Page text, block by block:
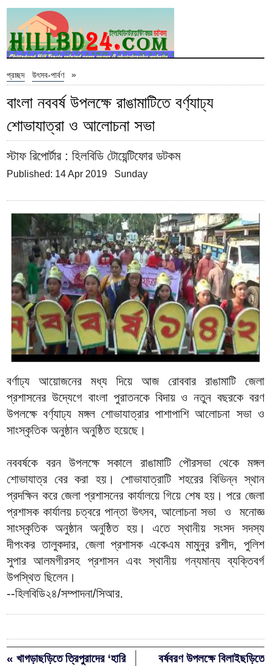
প্রচ্ছদ »
উৎসব-পার্বণ
বাংলা নববর্ষ উপলক্ষে রাঙামাটিতে বর্ণ্যাঢ্য
শোভাযাত্রা ও আলোচনা সভা
স্টাফ রিপোর্টার: হিলবিডি টোয়েন্টিফোর ডটকম
Published: 14 Apr 2019 Sunday
বর্ণাঢ্য আয়োজনের মধ্য দিয়ে আজ রোববার রাঙামাটি জেলা
প্রশাসনের উদ্যেগে বাংলা পুরাতনকে বিদায় ও নতুন বছরকে বরণ
উপলক্ষে বর্ণ্যাঢ্য মঙ্গল শোভাযাত্রার পাশাপাশি আলোচনা সভা ও
সাংস্কৃতিক অনুষ্ঠান অনুষ্ঠিত হয়েছে।
নববর্ষকে বরন উপলক্ষে সকালে রাঙামাটি পৌরসভা থেকে মঙ্গল
শোভাযাত্র বের করা হয়। শোভাযাত্রাটি শহরের বিভিন্ন স্থান
প্রদক্ষিন করে জেলা প্রশাসনের কার্যালয়ে গিয়ে শেষ হয়। পরে জেলা
প্রশাসক কার্যালয় চত্বরে পান্তা উৎসব, আলোচনা সভা ও মনোজ্ঞ
সাংস্কৃতিক অনুষ্ঠান অনুষ্ঠিত হয়। এতে স্থানীয় সংসদ সদস্য
দীপংকর তালুকদার, জেলা প্রশাসক একেএম মামুনুর রশীদ, পুলিশ
সুপার আলমগীরসহ প্রশাসন এবং স্থানীয় গন্যমান্য ব্যক্তিবর্গ
উপস্থিত ছিলেন।
--হিলবিডি২৪/সম্পাদনা/সিআর.
« খাগড়াছড়িতে ত্রিপুরাদের ‘হারি
বর্ষবরণ উপলক্ষে বিলাইছড়িতে